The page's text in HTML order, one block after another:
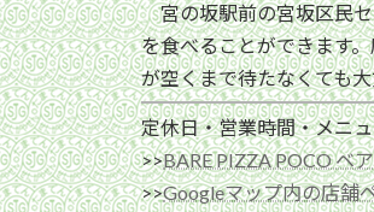
宮の坂駅前の宮坂区民セ
を食べることができます
が空くまで待たなくても
定休日・営業時間・メニ
>>BARE PIZZA POCO ベ
>>Googleマップ内の店舗